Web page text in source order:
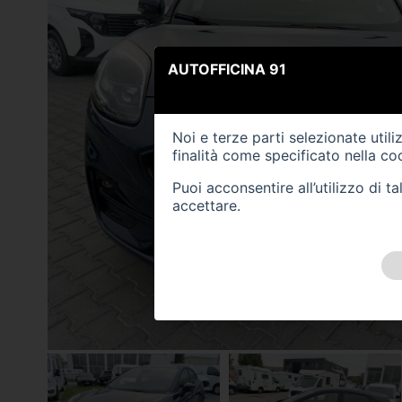
AUTOFFICINA 91
Noi e terze parti selezionate
finalità come specificato nella
Puoi acconsentire all’utilizzo di
accettare.